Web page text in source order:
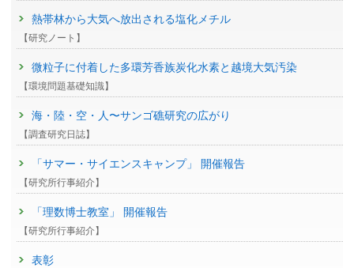
熱帯林から大気へ放出される塩化メチル
【研究ノート】
微粒子に付着した多環芳香族炭化水素と越境大気汚染
【環境問題基礎知識】
海・陸・空・人〜サンゴ礁研究の広がり
【調査研究日誌】
「サマー・サイエンスキャンプ」 開催報告
【研究所行事紹介】
「理数博士教室」 開催報告
【研究所行事紹介】
表彰